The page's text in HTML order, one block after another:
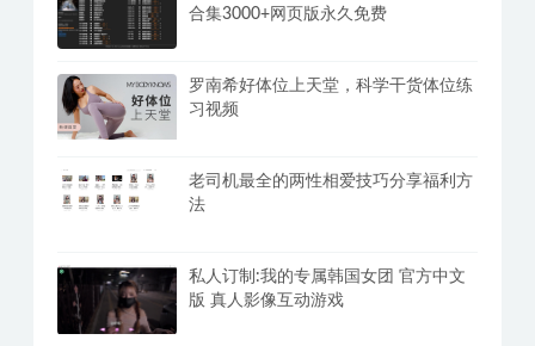
合集3000+网页版永久免费
罗南希好体位上天堂，科学干货体位练
习视频
老司机最全的两性相爱技巧分享福利方
法
私人订制:我的专属韩国女团 官方中文
版 真人影像互动游戏